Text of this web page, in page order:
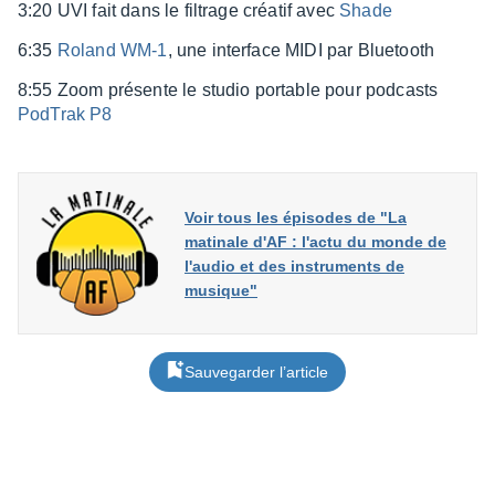
3:20 UVI fait dans le filtrage créa­tif avec Shade
6:35 Roland WM-1, une inter­face MIDI par Blue­tooth
8:55 Zoom présente le studio portable pour podcasts
PodTrak P8
Voir tous les épisodes de "La
matinale d'AF : l'actu du monde de
l'audio et des instruments de
musique"
Sauvegarder l’article